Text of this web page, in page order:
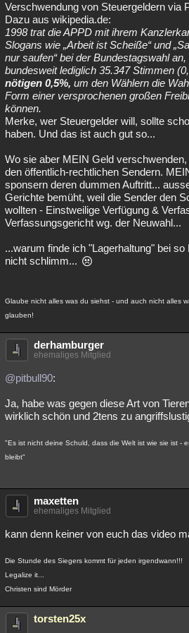
Verschwendung von Steuergeldern via
Dazu aus wikipedia.de:
1998 trat die APPD mit ihrem
Slogans wie „Arbeit ist Scheiße“ und
nur saufen“ bei der Bundestagswahl
bundesweit lediglich 35.347 Stimmen
nötigen 0,5%, um den Wählern die
Form einer versprochenen großen
können.
Merke, wer Steuergelder will, sollte
haben. Und das ist auch gut so...
Wo sie aber MEIN Geld
den öffentlich-rechtlichen Sendern.
sponsern deren dummen Auftritt...
Gerichte bemüht, weil die Sender den
wollten - Einstweilige Verfügung &
Verfassungsgericht wg. der Neuwahl...
...warum finde ich "Lagerhaltung" bei
nicht schlimm...
Glaube nicht alles was du siehst - und auch nicht alles
glauben!
derhamburger
ehemaliges Mitglied
@pitbull90:
Ja, habe was gegen diese Art von
wirklich schön und 2tens zu
"Es ist nicht deine Schuld, dass die Welt ist wie sie ist -
bleibt"
maxetten
ehemaliges Mitglied
kann denn keiner von euch das video
Die Stunde des Siegers kommt für jeden irgendwann!!!
Legalize it...
Christen sind Mörder
torsten25x